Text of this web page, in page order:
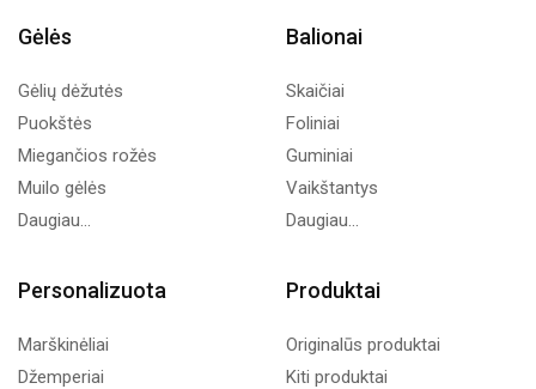
Gėlės
Gėlių dėžutės
Puokštės
Miegančios rožės
Muilo gėlės
Daugiau...
Balionai
Skaičiai
Foliniai
Guminiai
Vaikštantys
Daugiau...
Personalizuota
Marškinėliai
Džemperiai
Produktai
Originalūs produktai
Kiti produktai